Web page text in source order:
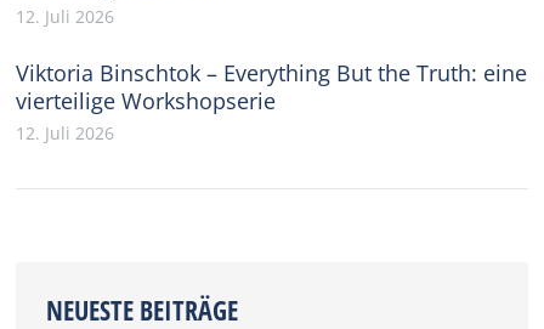
12. Juli 2026
Viktoria Binschtok – Everything But the Truth: eine
vierteilige Workshopserie
12. Juli 2026
NEUESTE BEITRÄGE